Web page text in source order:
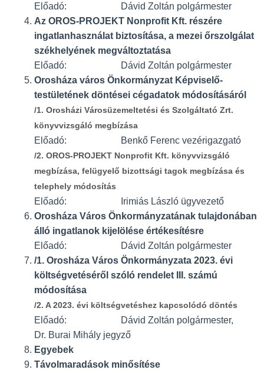
Előadó: Dávid Zoltán polgármester
Az OROS-PROJEKT Nonprofit Kft. részére
ingatlanhasználat biztosítása, a mezei őrszolgálat
székhelyének megváltoztatása
Előadó: Dávid Zoltán polgármester
Orosháza város Önkormányzat Képviselő-
testületének döntései cégadatok módosításáról
/1. Orosházi Városüzemeltetési és Szolgáltató Zrt.
könyvvizsgáló megbízása
Előadó: Benkő Ferenc vezérigazgató
/2. OROS-PROJEKT Nonprofit Kft. könyvvizsgáló
megbízása, felügyelő bizottsági tagok megbízása és
telephely módosítás
Előadó: Irimiás László ügyvezető
Orosháza Város Önkormányzatának tulajdonában
álló ingatlanok kijelölése értékesítésre
Előadó: Dávid Zoltán polgármester
/1. Orosháza Város Önkormányzata 2023. évi
költségvetéséről szóló rendelet III. számú
módosítása
/2. A 2023. évi költségvetéshez kapcsolódó döntés
Előadó: Dávid Zoltán polgármester,
Dr. Burai Mihály jegyző
Egyebek
Távolmaradások minősítése